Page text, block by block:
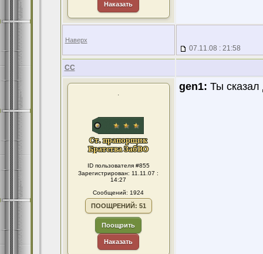
Наказать
Наверх
07.11.08 : 21:58
CC
.
ID пользователя #855
Зарегистрирован: 11.11.07 :
14:27
Сообщений: 1924
ПООЩРЕНИЙ: 51
Поощрить
Наказать
gen1: Ты